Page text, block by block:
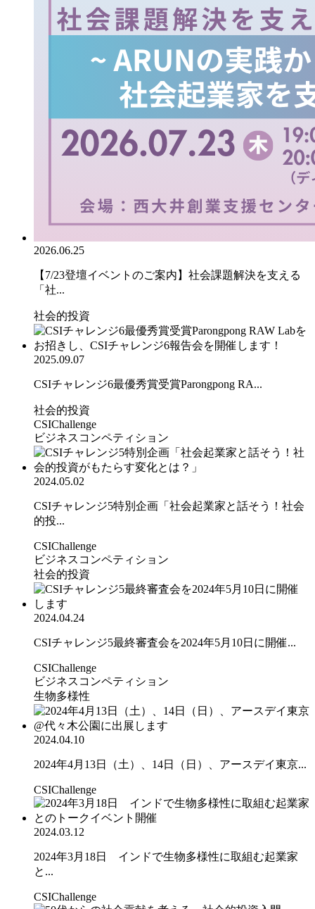
2026.06.25
【7/23登壇イベントのご案内】社会課題解決を支える
「社...
社会的投資
2025.09.07
CSIチャレンジ6最優秀賞受賞Parongpong RA...
社会的投資
CSIChallenge
ビジネスコンペティション
2024.05.02
CSIチャレンジ5特別企画「社会起業家と話そう！社会
的投...
CSIChallenge
ビジネスコンペティション
社会的投資
2024.04.24
CSIチャレンジ5最終審査会を2024年5月10日に開催...
CSIChallenge
ビジネスコンペティション
生物多様性
2024.04.10
2024年4月13日（土）、14日（日）、アースデイ東京...
CSIChallenge
2024.03.12
2024年3月18日 インドで生物多様性に取組む起業家
と...
CSIChallenge